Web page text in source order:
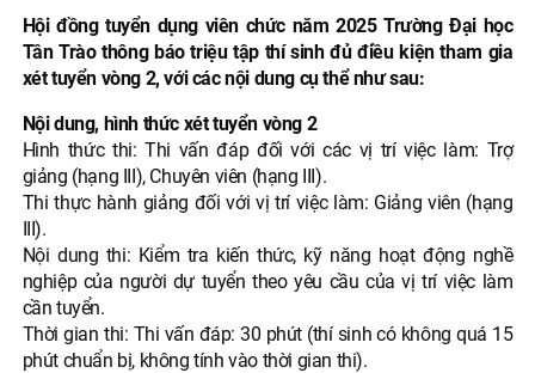
Hội đồng tuyển dụng viên chức năm 2025 Trường Đại học
Tân Trào thông báo triệu tập thí sinh đủ điều kiện tham gia
xét tuyển vòng 2, với các nội dung cụ thể như sau:
Nội dung, hình thức xét tuyển vòng 2
Hình thức thi: Thi vấn đáp đối với các vị trí việc làm: Trợ
giảng (hạng III), Chuyên viên (hạng III).
Thi thực hành giảng đối với vị trí việc làm: Giảng viên (hạng
III).
Nội dung thi: Kiểm tra kiến thức, kỹ năng hoạt động nghề
nghiệp của người dự tuyển theo yêu cầu của vị trí việc làm
cần tuyển.
Thời gian thi: Thi vấn đáp: 30 phút (thí sinh có không quá 15
phút chuẩn bị, không tính vào thời gian thi).